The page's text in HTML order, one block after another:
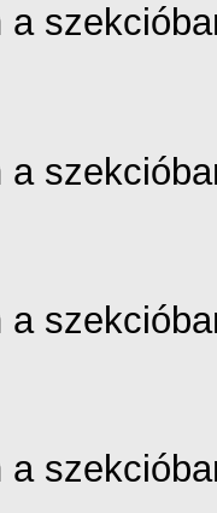
a
a
a
a